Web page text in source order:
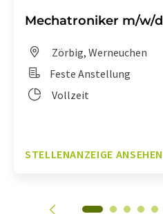
Mechatroniker m/w/d
Zörbig, Werneuchen
Feste Anstellung
Vollzeit
STELLENANZEIGE ANSEHEN